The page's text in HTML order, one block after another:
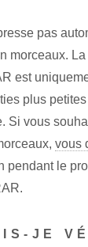
pas
morceaux.
est
plus
Si vous
vous
pendant le
JE